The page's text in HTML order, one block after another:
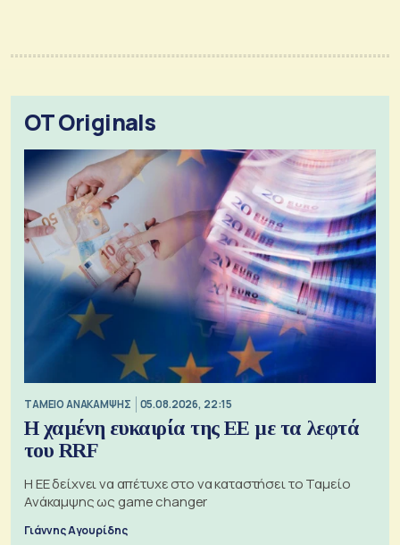
OT Originals
ΤΑΜΕΙΟ ΑΝΑΚΑΜΨΗΣ 05.08.2026, 22:15
Η χαμένη ευκαιρία της ΕΕ με τα λεφτά
του RRF
Η ΕΕ δείχνει να απέτυχε στο να καταστήσει το Ταμείο
Ανάκαμψης ως game changer
Γιάννης Αγουρίδης